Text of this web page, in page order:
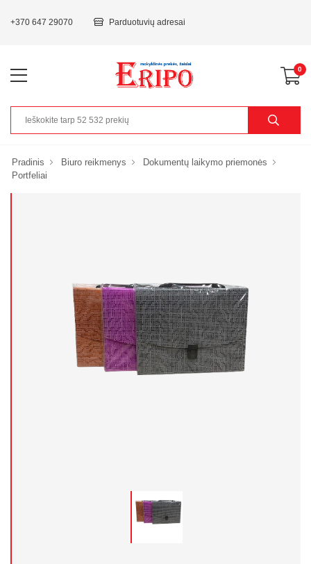
+370 647 29070 Parduotuvių adresai
0
Pradinis Biuro reikmenys
Dokumentų laikymo priemonės
Portfeliai